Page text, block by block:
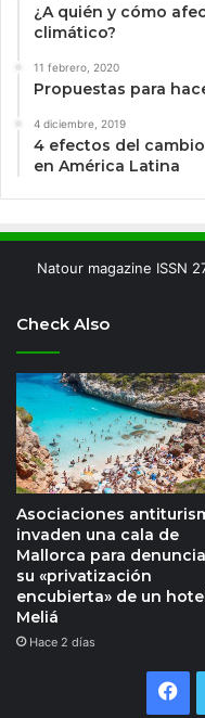
¿A quién y cómo
climático?
11 febrero, 2020
Propuestas para
4 diciembre, 2019
4 efectos del
en América Latina
Natour magazine ISSN
Check Also
Asociaciones
invaden una cala de
Mallorca para
su «privatización
encubierta» de un
Meliá
Hace 2 días